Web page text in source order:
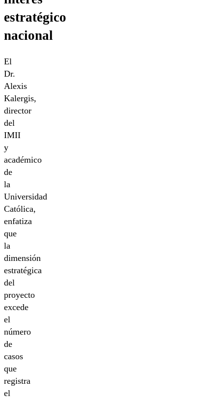
estratégico
nacional
El
Dr.
Alexis
Kalergis,
director
del
IMII
y
académico
de
la
Universidad
Católica,
enfatiza
que
la
dimensión
estratégica
del
proyecto
excede
el
número
de
casos
que
registra
el